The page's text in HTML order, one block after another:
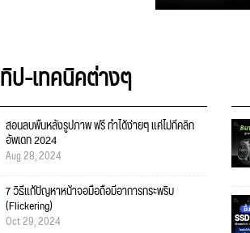
ทิป-เทคนิคต่างๆ
สอนลบพื้นหลังรูปภาพ ฟรี ทำได้ง่ายๆ แค่ไม่กี่คลิก
อัพเดท 2024
Aug 28, 2024
7 วิธีแก้ปัญหาหน้าจอมือถือมีอาการกระพริบ
(Flickering)
Oct 29, 2024